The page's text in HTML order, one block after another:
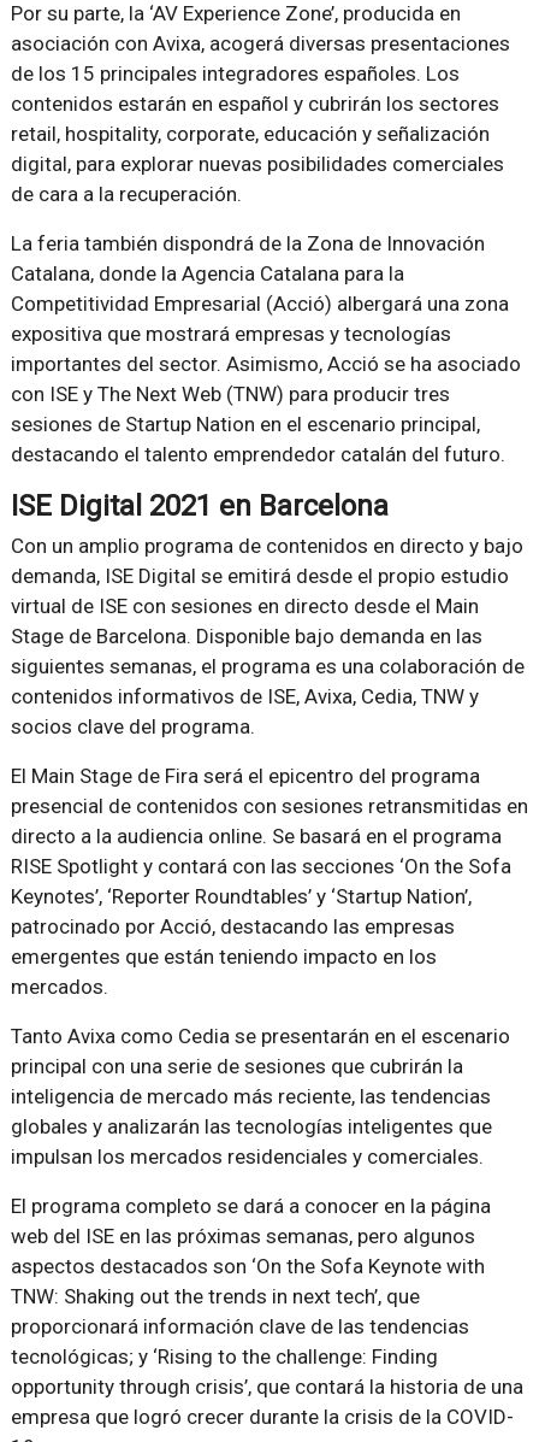
Por su parte, la ‘AV Experience Zone’, producida en
asociación con Avixa, acogerá diversas presentaciones
de los 15 principales integradores españoles. Los
contenidos estarán en español y cubrirán los sectores
retail, hospitality, corporate, educación y señalización
digital, para explorar nuevas posibilidades comerciales
de cara a la recuperación.
La feria también dispondrá de la Zona de Innovación
Catalana, donde la Agencia Catalana para la
Competitividad Empresarial (Acció) albergará una zona
expositiva que mostrará empresas y tecnologías
importantes del sector. Asimismo, Acció se ha asociado
con ISE y The Next Web (TNW) para producir tres
sesiones de Startup Nation en el escenario principal,
destacando el talento emprendedor catalán del futuro.
ISE Digital 2021 en Barcelona
Con un amplio programa de contenidos en directo y bajo
demanda, ISE Digital se emitirá desde el propio estudio
virtual de ISE con sesiones en directo desde el Main
Stage de Barcelona. Disponible bajo demanda en las
siguientes semanas, el programa es una colaboración de
contenidos informativos de ISE, Avixa, Cedia, TNW y
socios clave del programa.
El Main Stage de Fira será el epicentro del programa
presencial de contenidos con sesiones retransmitidas en
directo a la audiencia online. Se basará en el programa
RISE Spotlight y contará con las secciones ‘On the Sofa
Keynotes’, ‘Reporter Roundtables’ y ‘Startup Nation’,
patrocinado por Acció, destacando las empresas
emergentes que están teniendo impacto en los
mercados.
Tanto Avixa como Cedia se presentarán en el escenario
principal con una serie de sesiones que cubrirán la
inteligencia de mercado más reciente, las tendencias
globales y analizarán las tecnologías inteligentes que
impulsan los mercados residenciales y comerciales.
El programa completo se dará a conocer en la página
web del ISE en las próximas semanas, pero algunos
aspectos destacados son ‘On the Sofa Keynote with
TNW: Shaking out the trends in next tech’, que
proporcionará información clave de las tendencias
tecnológicas; y ‘Rising to the challenge: Finding
opportunity through crisis’, que contará la historia de una
empresa que logró crecer durante la crisis de la COVID-